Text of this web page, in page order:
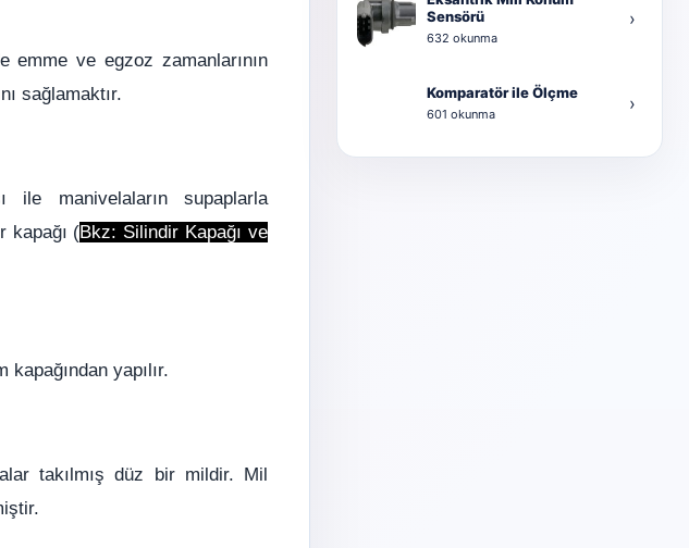
emme ve egzoz zamanlarının
sağlamaktır.
ile manivelaların supaplarla
kapağı (Bkz: Silindir Kapağı ve
yapılır.
takılmış düz bir mildir. Mil
Sensörü
632 okunma
›
Komparatör ile Ölçme
601 okunma ›